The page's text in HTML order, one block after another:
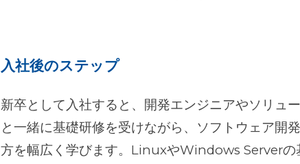
入社後のステップ
新卒として入社すると、開発エンジニアやソリュ
と一緒に基礎研修を受けながら、ソフトウェア開
方を幅広く学びます。LinuxやWindows Serverの